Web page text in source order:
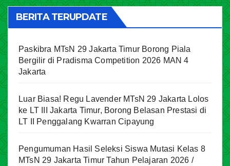
BERITA TERUPDATE
Paskibra MTsN 29 Jakarta Timur Borong Piala
Bergilir di Pradisma Competition 2026 MAN 4
Jakarta
Luar Biasa! Regu Lavender MTsN 29 Jakarta Lolos
ke LT III Jakarta Timur, Borong Belasan Prestasi di
LT II Penggalang Kwarran Cipayung
Pengumuman Hasil Seleksi Siswa Mutasi Kelas 8
MTsN 29 Jakarta Timur Tahun Pelajaran 2026 /